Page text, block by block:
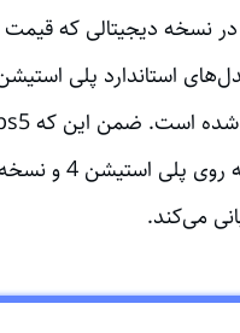
نسخه دیجیتالی که قیمت
می‌کند.